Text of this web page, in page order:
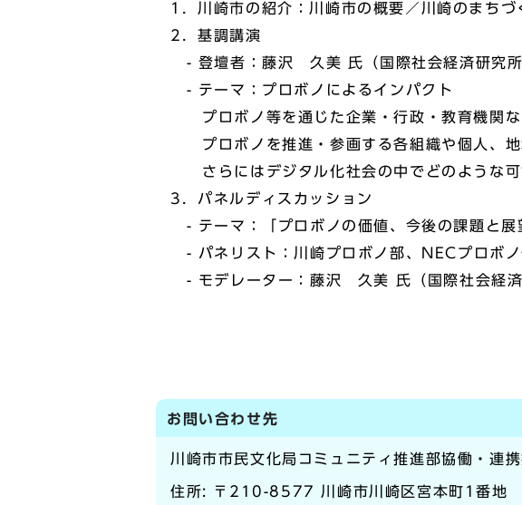
1．川崎市の紹介：川崎市の概要／川崎のまちづ
2．基調講演
- 登壇者：藤沢 久美 氏（国際社会経済研究所
- テーマ：プロボノによるインパクト
プロボノ等を通じた企業・行政・教育機関な
プロボノを推進・参画する各組織や個人、地
さらにはデジタル化社会の中でどのような可
3．パネルディスカッション
- テーマ：「プロボノの価値、今後の課題と展
- パネリスト：川崎プロボノ部、NECプロボ
- モデレーター：藤沢 久美 氏（国際社会経済
お問い合わせ先
川崎市市民文化局コミュニティ推進部協働・連
住所: 〒210-8577 川崎市川崎区宮本町1番地